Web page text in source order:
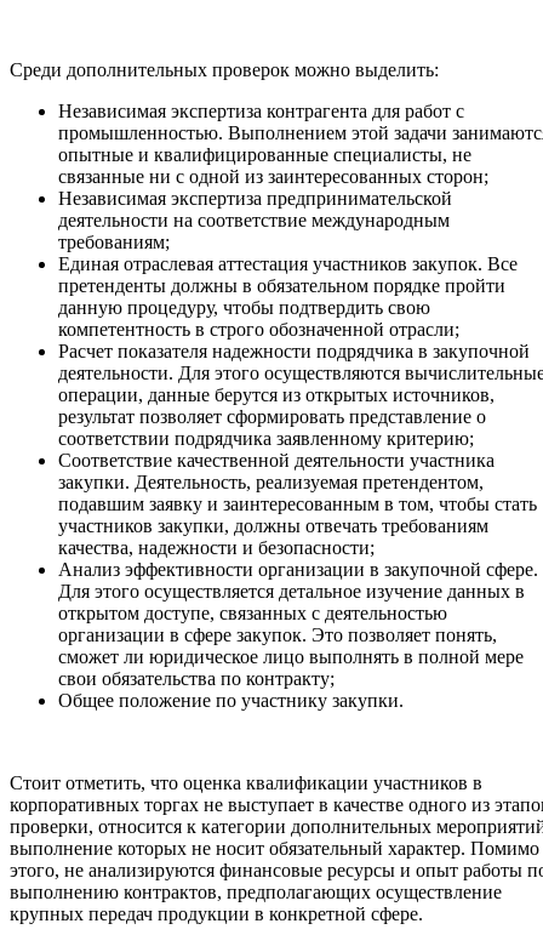
Среди дополнительных проверок можно выделить:
Независимая экспертиза контрагента для работ с
промышленностью. Выполнением этой задачи
опытные и квалифицированные специалисты, не
связанные ни с одной из заинтересованных сторон;
Независимая экспертиза предпринимательской
деятельности на соответствие международным
требованиям;
Единая отраслевая аттестация участников закупок. Все
претенденты должны в обязательном порядке пройти
данную процедуру, чтобы подтвердить свою
компетентность в строго обозначенной отрасли;
Расчет показателя надежности подрядчика в закупочной
деятельности. Для этого осуществляются
операции, данные берутся из открытых источников,
результат позволяет сформировать представление о
соответствии подрядчика заявленному критерию;
Соответствие качественной деятельности участника
закупки. Деятельность, реализуемая претендентом,
подавшим заявку и заинтересованным в том, чтобы стать
участников закупки, должны отвечать требованиям
качества, надежности и безопасности;
Анализ эффективности организации в закупочной сфере.
Для этого осуществляется детальное изучение данных в
открытом доступе, связанных с деятельностью
организации в сфере закупок. Это позволяет понять,
сможет ли юридическое лицо выполнять в полной мере
свои обязательства по контракту;
Общее положение по участнику закупки.
Стоит отметить, что оценка квалификации участников в
корпоративных торгах не выступает в качестве одного из
проверки, относится к категории дополнительных
выполнение которых не носит обязательный характер. Помимо
этого, не анализируются финансовые ресурсы и опыт работы
выполнению контрактов, предполагающих осуществление
крупных передач продукции в конкретной сфере.